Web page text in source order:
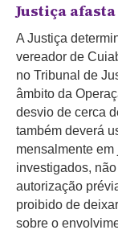
Justiça
A Justiça
vereador de
no Tribunal de
âmbito da
desvio de cerca
também deverá
mensalmente
investigados,
autorização
proibido de
sobre o